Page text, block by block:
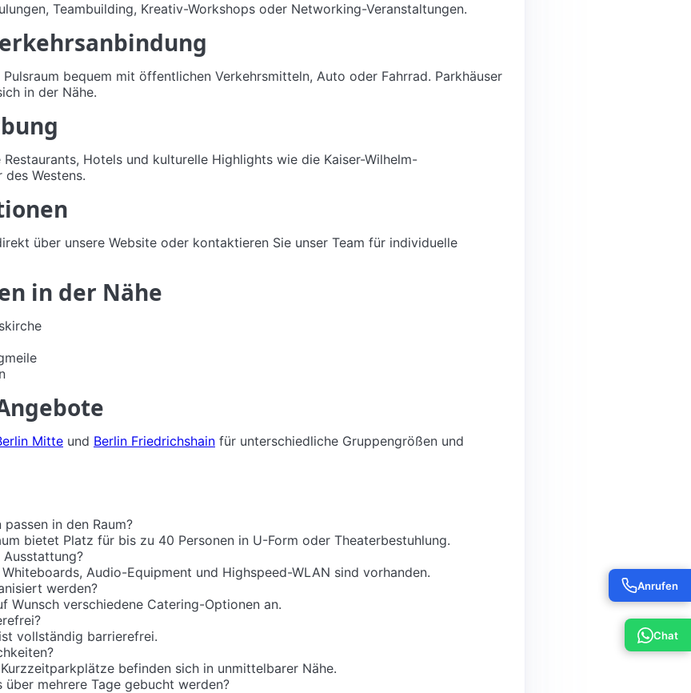
Teambuilding, Kreativ-Workshops oder Networking-Veranstaltungen.
bequem mit öffentlichen Verkehrsmitteln, Auto oder Fahrrad. Parkhäuser
in der Nähe.
Hotels und kulturelle Highlights wie die Kaiser-Wilhelm-
Westens.
über unsere Website oder kontaktieren Sie unser Team für individuelle
in der Nähe
Mitte und Berlin Friedrichshain für unterschiedliche Gruppengrößen und
in den Raum?
bietet Platz für bis zu 40 Personen in U-Form oder Theaterbestuhlung.
Audio-Equipment und Highspeed-WLAN sind vorhanden.
werden?
Wunsch verschiedene Catering-Optionen an.
vollständig barrierefrei.
befinden sich in unmittelbarer Nähe.
über mehrere Tage gebucht werden?
Anrufen
Chat